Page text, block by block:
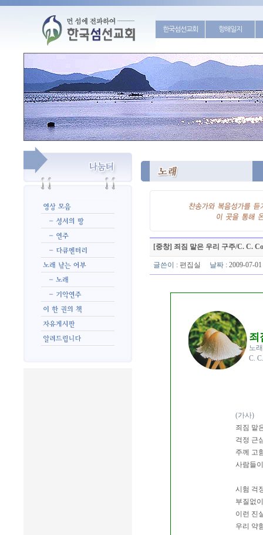
한국섬선교회 항해일지
[중창] 죄짐 맡은 우리 구주/C. C.
글쓴이 : 편집실 날짜 : 2009-07-
죄
노
C.
(가사)
죄짐 맡
걱정 근
주께 고
사람들
시험 걱
부질없
이런 진
우리 약